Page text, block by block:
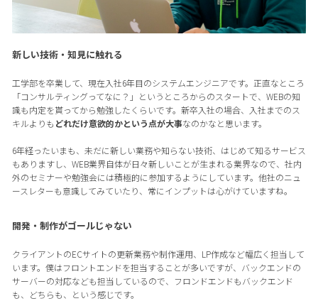
新しい技術・知見に触れる
工学部を卒業して、現在入社6年目のシステムエンジニアです。正直なところ
「コンサルティングってなに？」というところからのスタートで、WEBの知
識も内定を貰ってから勉強したくらいです。新卒入社の場合、入社までのス
キルよりも どれだけ意欲的かという点が大事なのかなと思います。
6年経ったいまも、未だに新しい業務や知らない技術、はじめて知るサービス
もありますし、WEB業界自体が日々新しいことが生まれる業界なので、社内
外のセミナーや勉強会には積極的に参加するようにしています。他社のニュ
ースレターも意識してみていたり、常にインプットは心がけていますね。
開発・制作がゴールじゃない
クライアントのECサイトの更新業務や制作運用、LP作成など幅広く担当して
います。僕はフロントエンドを担当することが多いですが、バックエンドの
サーバーの対応なども担当しているので、フロンドエンドもバックエンド
も、どちらも、という感じです。